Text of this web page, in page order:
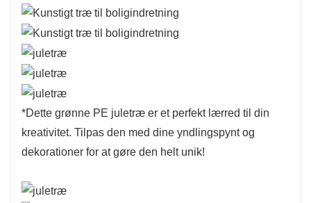
*Dette grønne PE juletræ er et perfekt lærred til din
kreativitet. Tilpas den med dine yndlingspynt og
dekorationer for at gøre den helt unik!